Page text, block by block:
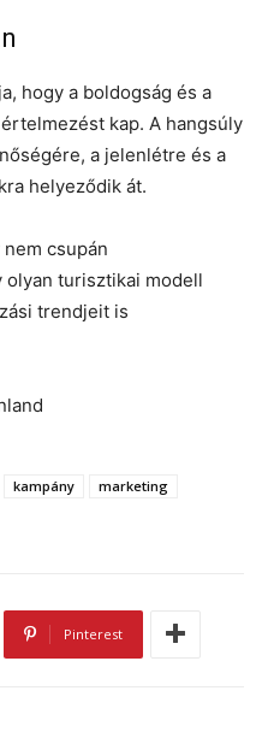
hogy a boldogság és a
kap. A hangsúly
a jelenlétre és a
helyeződik át.
nem csupán
olyan turisztikai modell
trendjeit is
kampány
marketing
Pinterest